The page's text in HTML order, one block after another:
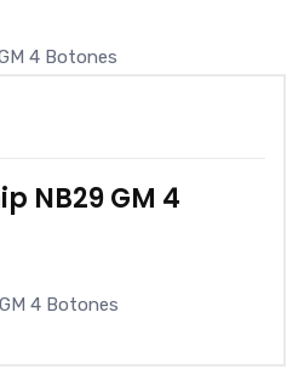
NB29 GM 4
4 Botones